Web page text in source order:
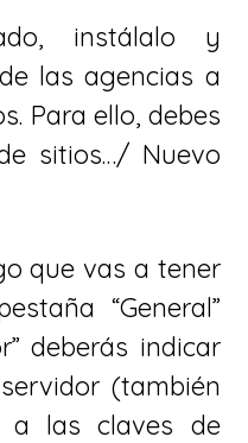
instálalo y
las agencias a
Para ello, debes
sitios…/ Nuevo
que vas a tener
“General”
deberás indicar
(también
las claves de